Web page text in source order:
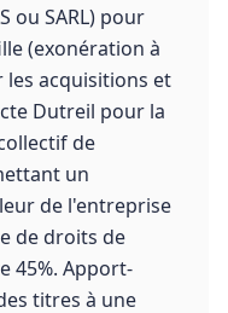
ou SARL) pour
(exonération à
les acquisitions et
Dutreil pour la
de
un
de l'entreprise
de droits de
45%. Apport-
titres à une